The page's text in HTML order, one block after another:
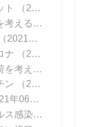
ト
（2021年05月10日 掲載）
第51回 ワクチンの打ち手不足を考える
（2021年
（2021年05月24日 掲載）
ナ
（2021年05月31日 掲載）
第54回 オリンピックの医療負荷を考える
ン
（2021年06月14日 掲載）
月21日 掲載）
第57回 子供の新型コロナウイルス感染症